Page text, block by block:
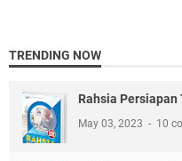
TRENDING NOW
Rahsia Persiapan
May 03, 2023 10